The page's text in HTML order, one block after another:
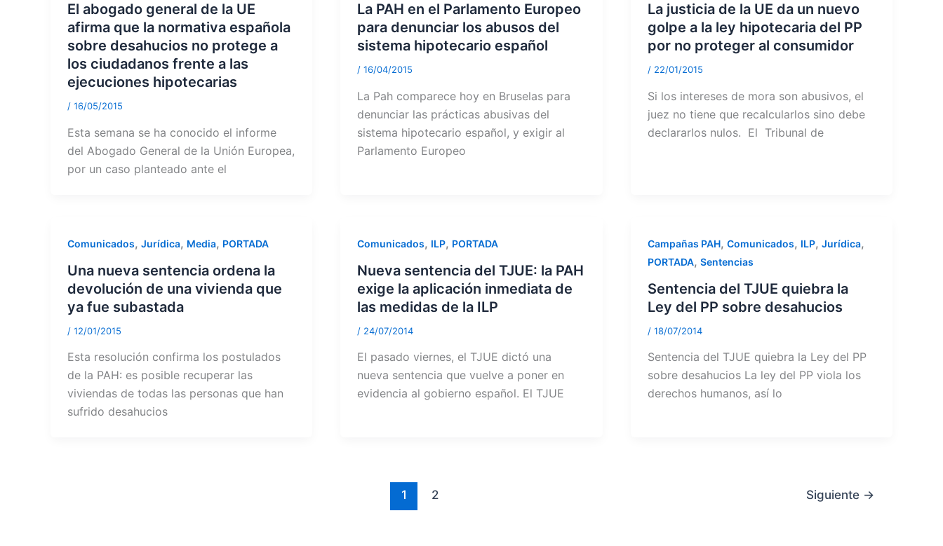
El abogado general de la UE
afirma que la normativa española
sobre desahucios no protege a
los ciudadanos frente a las
ejecuciones hipotecarias
/ 16/05/2015
Esta semana se ha conocido el informe
del Abogado General de la Unión Europea,
por un caso planteado ante el
La PAH en el Parlamento Europeo
para denunciar los abusos del
sistema hipotecario español
/16/04/2015
La Pah comparece hoy en Bruselas para
denunciar las prácticas abusivas del
sistema hipotecario español, y exigir al
Parlamento Europeo
La justicia de la UE da un nuevo
golpe a la ley hipotecaria del PP
por no proteger al consumidor
/ 22/01/2015
Si los intereses de mora son abusivos, el
juez no tiene que recalcularlos sino debe
declararlos nulos. El Tribunal de
Comunicados, Jurídica, Media, PORTADA
Una nueva sentencia ordena la
devolución de una vivienda que
ya fue subastada
/ 12/01/2015
Esta resolución confirma los postulados
de la PAH: es posible recuperar las
viviendas de todas las personas que han
sufrido desahucios
Comunicados, ILP, PORTADA
Nueva sentencia del TJUE: la PAH
exige la aplicación inmediata de
las medidas de la ILP
/ 24/07/2014
El pasado viernes, el TJUE dictó una
nueva sentencia que vuelve a poner en
evidencia al gobierno español. El TJUE
Campañas PAH, Comunicados, ILP, Jurídica,
PORTADA, Sentencias
Sentencia del TJUE quiebra la
Ley del PP sobre desahucios
/ 18/07/2014
Sentencia del TJUE quiebra la Ley del PP
sobre desahucios La ley del PP viola los
derechos humanos, así lo
1 2 Siguiente →